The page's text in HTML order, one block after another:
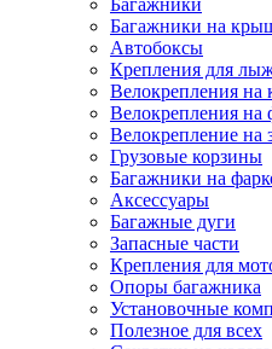
Багажники
Багажники на
Автобоксы
Крепления для
Велокрепления
Велокрепления на
Велокрепление на
Грузовые корзины
Багажники на
Аксессуары
Багажные дуги
Запасные части
Крепления для
Опоры багажника
Установочные
Полезное для всех